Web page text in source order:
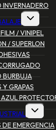
INVERNADERO
/ VINIPEL
/ SUPERLON
BURBUJA
GRAPAS
DE EMERGENCIA